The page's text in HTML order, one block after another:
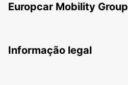
Europcar Mobility Group
Informação legal